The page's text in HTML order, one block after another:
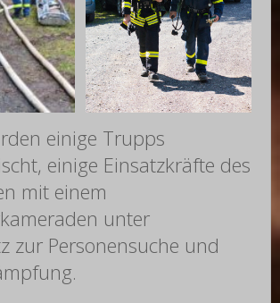
einige Trupps
einige Einsatzkräfte des
mit einem
unter
zur Personensuche und